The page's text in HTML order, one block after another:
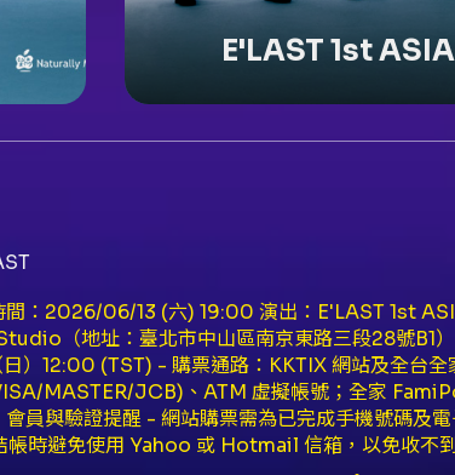
E'LAST 1st
間：2026/06/13 (六) 19:00 演出：E'LAST 1st
（地址：臺北市中山區南京東路三段28號B1
12:00 (TST) - 購票通路：KKTIX 網站及全台
MASTER/JCB)、ATM 虛擬帳號；全家
員與驗證提醒 - 網站購票需為已完成手機號碼及
帳時避免使用 Yahoo 或 Hotmail 信箱，以免收不